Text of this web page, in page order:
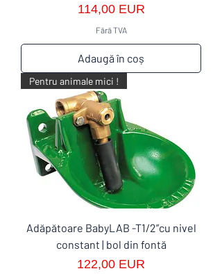
Preț
114,00 EUR
Fără TVA
Adaugă în coș
Pentru animale mici !
Adăpătoare BabyLAB -T1/2”cu nivel
constant | bol din fontă
Preț
122,00 EUR